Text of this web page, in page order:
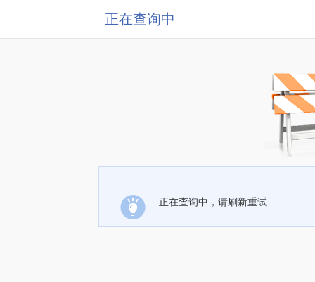
正在查询中
正在查询中，请刷新重试